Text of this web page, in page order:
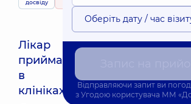
досвіду
Лікар
приймає
в
клініках:
Оберіть дату / час
Відправляючи запит ви
з Угодою користувача ММ